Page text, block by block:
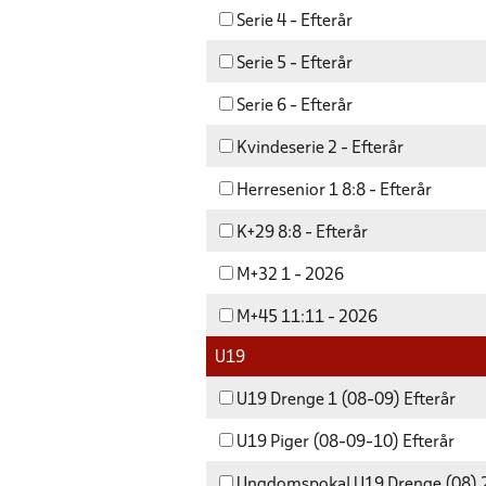
Serie 4 - Efterår
Serie 5 - Efterår
Serie 6 - Efterår
Kvindeserie 2 - Efterår
Herresenior 1 8:8 - Efterår
K+29 8:8 - Efterår
M+32 1 - 2026
M+45 11:11 - 2026
U19
U19 Drenge 1 (08-09) Efterår
U19 Piger (08-09-10) Efterår